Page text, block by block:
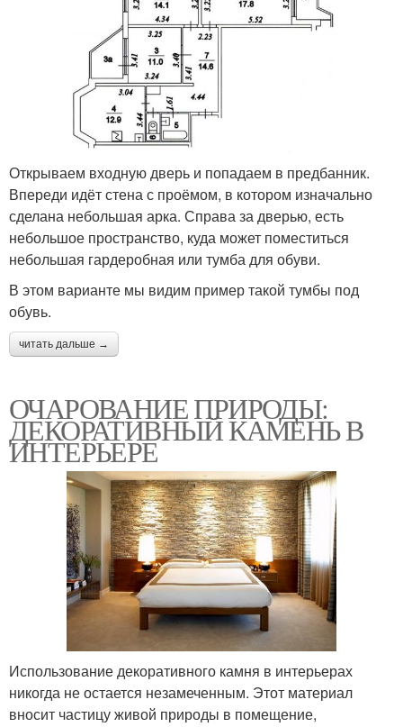
Открываем входную дверь и попадаем в предбанник.
Впереди идёт стена с проёмом, в котором изначально
сделана небольшая арка. Справа за дверью, есть
небольшое пространство, куда может поместиться
небольшая гардеробная или тумба для обуви.
В этом варианте мы видим пример такой тумбы под
обувь.
читать дальше →
ОЧАРОВАНИЕ ПРИРОДЫ:
ДЕКОРАТИВНЫЙ КАМЕНЬ В
ИНТЕРЬЕРЕ
Использование декоративного камня в интерьерах
никогда не остается незамеченным. Этот материал
вносит частицу живой природы в помещение,